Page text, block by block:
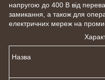
напругою до 400 В від
замикання, а також для
електричних мереж на
Назва